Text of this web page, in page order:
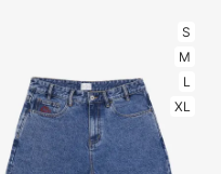
S
M
L
XL